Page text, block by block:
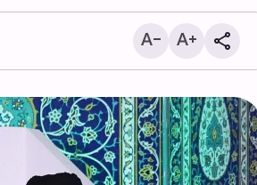
Sigurnost Perzijskog zaljeva
mora doći iznutra regije, a ne
izvana: zamjenik iranskog
ministra vanjskih poslova